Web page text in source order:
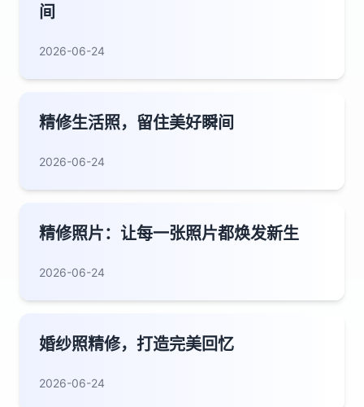
间
2026-06-24
精修生活照，留住美好瞬间
2026-06-24
精修照片：让每一张照片都焕发新生
2026-06-24
婚纱照精修，打造完美回忆
2026-06-24